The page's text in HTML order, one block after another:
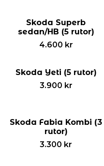
Skoda Superb
sedan/HB (5 rutor)
4.600 kr
Skoda Yeti (5 rutor)
3.900 kr
Skoda Fabia Kombi (3
rutor)
3.300 kr